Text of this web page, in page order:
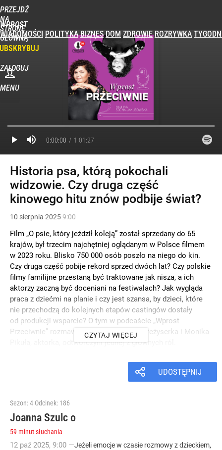
PRZEJDŹ
NA
STRONĘ
GŁÓWNĄ
WPROST
WIADOMOŚCI POLITYKA BIZNES DOM ZDROWIE ROZRYWKA
ZALOGUJ
MENU
Historia psa, którą pokochali
widzowie. Czy druga część
kinowego hitu znów podbije świat?
10 sierpnia 20259:00
Film „O psie, który jeździł koleją” został sprzedany do 65
krajów, był trzecim najchętniej oglądanym w Polsce filmem
w 2023 roku. Blisko 750 000 osób poszło na niego do kin.
Czy druga część pobije rekord sprzed dwóch lat? Czy polskie
filmy familijne przestaną być traktowane jak nisza, a ich
aktorzy zaczną być doceniani na festiwalach? Jak wygląda
praca z dziećmi na planie i czy jest szansa, by dzieci, które
nie przechodzą do kolejnych etapów castingów dostały
od produkcji wsparcie? O tym w podcaście „Wprost
Przeciwnie” rozmawiały Magdalena Nieć, reżyserka i Monika
Pikuła, aktorka, odtwórczyni jednej z głównych ról.
Historia psa, którą pokochali widzowie. Czy druga część
CZYTAJ WIĘCEJ
0:00:00 1:01:27
UDOSTĘPNIJ
Sezon: 4 Odcinek: 186
Joanna Szulc o
59 minut słuchania
12 paź 2025, 9:00 —Jeżeli emocje w czasie rozmowy z dzieckiem,